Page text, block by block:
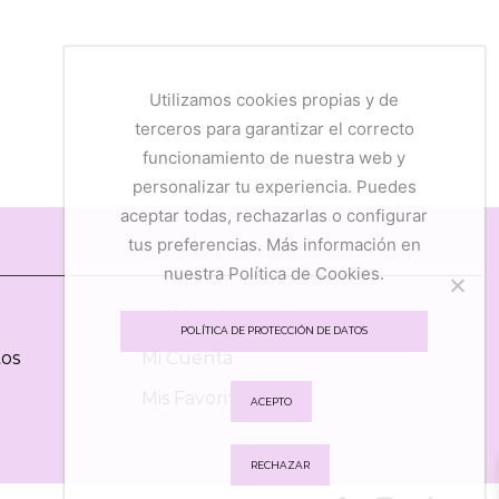
Política de Cookies
Mi Cuenta
Mis Favoritos
Utilizamos cookies propias y de
terceros para garantizar el correcto
funcionamiento de nuestra web y
personalizar tu experiencia. Puedes
aceptar todas, rechazarlas o configurar
tus preferencias. Más información en
nuestra Política de Cookies.
POLÍTICA DE PROTECCIÓN DE DATOS
ACEPTO
RECHAZAR